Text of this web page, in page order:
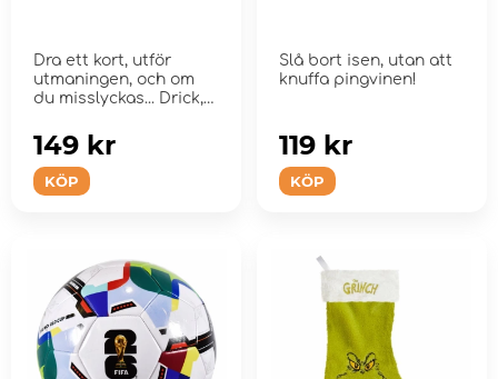
Dra ett kort, utför
utmaningen, och om
du misslyckas... Drick,
KÖP
149 kr
Slå bort isen, utan att
knuffa pingvinen!
KÖP
119 kr